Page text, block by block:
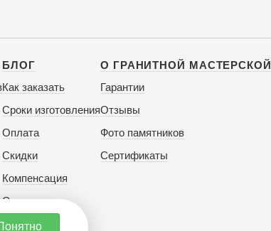
БЛОГ
Как заказать
Сроки изготовления
Оплата
Скидки
Компенсация
Отзывы
О ГРАНИТНОЙ МАСТЕРСКОЙ
Гарантии
Отзывы
Фото памятников
Сертификаты